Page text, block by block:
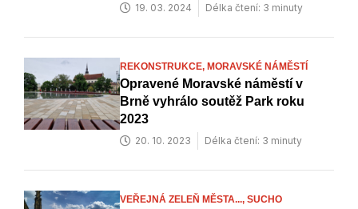
19. 03. 2024 Délka čtení: 3 minuty
REKONSTRUKCE, MORAVSKÉ NÁMĚSTÍ
Opravené Moravské náměstí v
Brně vyhrálo soutěž Park roku
2023
20. 10. 2023 Délka čtení: 3 minuty
VEŘEJNÁ ZELEŇ MĚSTA..., SUCHO